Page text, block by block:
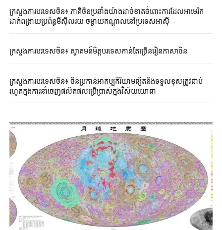
ក្រសួងការបរទេសចិន៖ ភាគីចិនប្រឆាំងយ៉ាងដាច់ខាតចំពោះការដែលអាមេរិក
ដាក់ពង្រាយប្រព័ន្ធមីស៊ីលរយៈចម្ងាយកណ្តាលនៅប្រទេសអាស៊ី
ក្រសួងការបរទេសចិន៖ ស្វាគមន៍មិត្តបរទេសកាន់តែច្រើនរៀនភាសាចិន
ក្រសួងការបរទេសចិន៖ ចិនប្រកាន់អាកប្បកិរិយាមធ្យ័តនិងទទួលខុសត្រូវជាប់
រហូតក្នុងការនាំចេញផលិតផលប្រើប្រាស់ក្នុងវិស័យយោធា